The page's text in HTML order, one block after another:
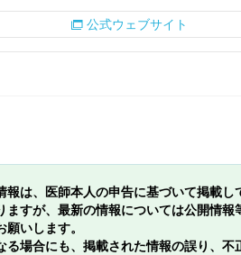
公式ウェブサイト
報は、医師本人の申告に基づいて掲載
ますが、最新の情報については公開情
いします。
る場合にも、掲載された情報の誤り、